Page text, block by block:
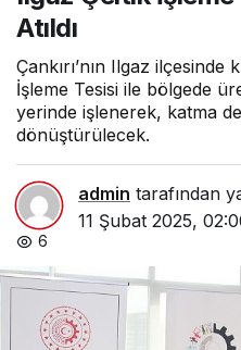
Atıldı
Çankırı’nın Ilgaz
İşleme Tesisi ile bölgede
yerinde işlenerek, katma
dönüştürülecek.
admin tarafından
11 Şubat 2025,
6